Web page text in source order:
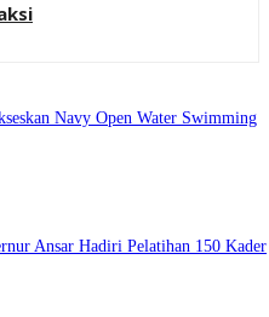
Navy Open Water Swimming
Ansar Hadiri Pelatihan 150 Kader